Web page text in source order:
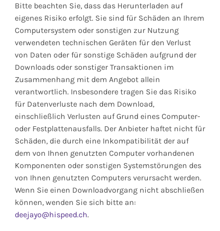
Bitte beachten Sie, dass das Herunterladen auf
eigenes Risiko erfolgt. Sie sind für Schäden an Ihrem
Computersystem oder sonstigen zur Nutzung
verwendeten technischen Geräten für den Verlust
von Daten oder für sonstige Schäden aufgrund der
Downloads oder sonstiger Transaktionen im
Zusammenhang mit dem Angebot allein
verantwortlich. Insbesondere tragen Sie das Risiko
für Datenverluste nach dem Download,
einschließlich Verlusten auf Grund eines Computer-
oder Festplattenausfalls. Der Anbieter haftet nicht für
Schäden, die durch eine Inkompatibilität der auf
dem von Ihnen genutzten Computer vorhandenen
Komponenten oder sonstigen Systemstörungen des
von Ihnen genutzten Computers verursacht werden.
Wenn Sie einen Downloadvorgang nicht abschließen
können, wenden Sie sich bitte an:
deejayo@hispeed.ch.